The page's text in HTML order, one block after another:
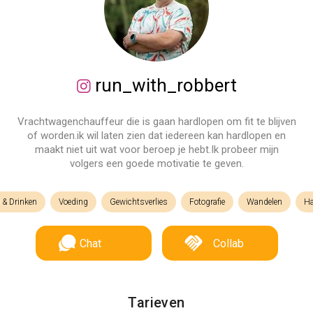
run_with_robbert
Vrachtwagenchauffeur die is gaan hardlopen om fit te blijven
of worden.ik wil laten zien dat iedereen kan hardlopen en
maakt niet uit wat voor beroep je hebt.Ik probeer mijn
volgers een goede motivatie te geven.
& Drinken Voeding Gewichtsverlies Fotografie Wandelen
Chat Collab
Tarieven